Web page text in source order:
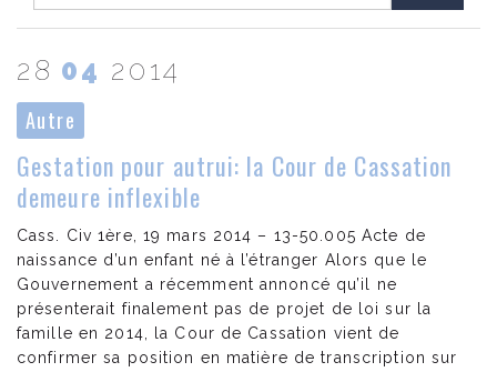
Contact
28 04 2014
Autre
Gestation pour autrui: la Cour de Cassation
demeure inflexible
Cass. Civ 1ère, 19 mars 2014 – 13-50.005 Acte de
naissance d’un enfant né à l’étranger Alors que le
Gouvernement a récemment annoncé qu’il ne
présenterait finalement pas de projet de loi sur la
famille en 2014, la Cour de Cassation vient de
confirmer sa position en matière de transcription sur